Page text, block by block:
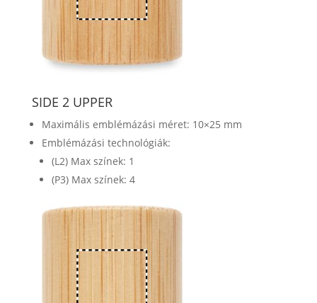
SIDE 2 UPPER
Maximális emblémázási méret: 10×25 mm
Emblémázási technológiák:
(L2) Max színek: 1
(P3) Max színek: 4